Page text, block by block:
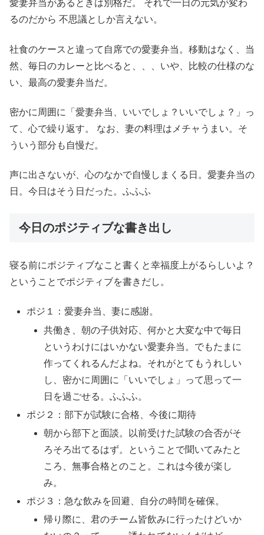
愛妻弁当があるときは別格だ。 それで一日の元気が変わ
るのだから 不思議としか言えない。
社食のケースと違って自席での愛妻弁当。移動はなく、当
然、毎日のカレーと比べると、、、いや、比較の仕様のな
い、最高の愛妻弁当だ。
密かに周囲に「愛妻弁当、いいでしょ？いいでしょ？」っ
て、心で繰り返す。 なお、妻の料理はメチャうまい。そ
ういう部分も自慢だ。
声に出さないが、心のなかで自慢しまくる日。愛妻弁当の
日。今日はそう日だった。ふふふ
今日のポジティブな書き出し
寝る前にポジティブなこと書くと幸福度上がるらしいよ？
ということでポジティブを書きだし。
ポジ１：愛妻弁当、妻に感謝。
共働き、朝の子供対応、何かと大変な中で毎日
というわけにはいかない愛妻弁当。でもたまに
作ってくれるんだよね。それがとてもうれしい
し、密かに周囲に「いいでしょ」って思って一
日を過ごせる。ふふふ。
ポジ２：部下が試験に合格、今後に期待
朝から部下と面談。以前受けた試験の合否がそ
ろそろ出てるはず。ということで聞いてみたと
ころ、無事合格とのこと。これは今後が楽し
み。
ポジ３：急な飲みを回避、自分の時間を確保。
帰り際に、君のチーム皆飲みに行ったけどいか